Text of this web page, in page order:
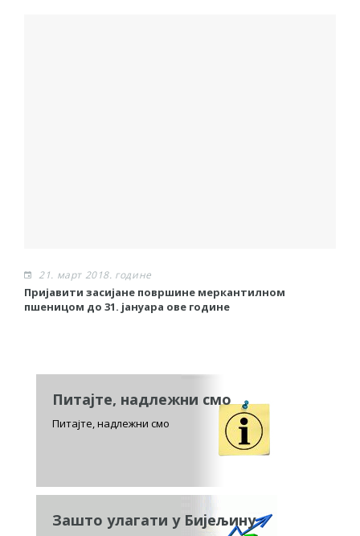
21. март 2018. године
Пријавити засијане површине меркантилном
пшеницом до 31. јануара ове године
Питајте, надлежни смо
Питајте, надлежни смо
Зашто улагати у Бијељину